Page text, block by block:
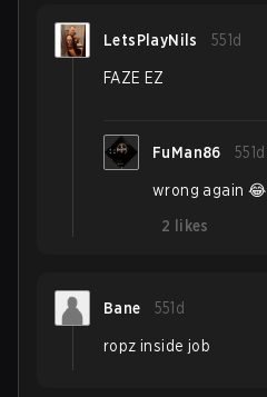
LetsPlayNils 551d
FAZE EZ
FuMan86 551d
wrong again 😂
2
likes
Bane 551d
ropz inside job